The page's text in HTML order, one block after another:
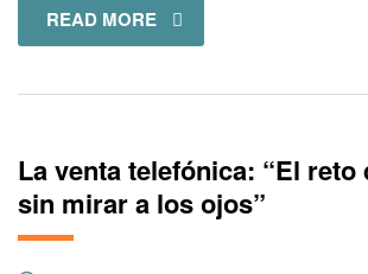
READ MORE
La venta telefónica: “El reto
sin mirar a los ojos”